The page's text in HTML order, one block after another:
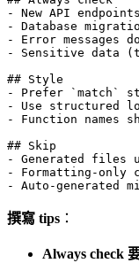
- New API
- Database
- Error messages
- Sensitive data
## Style
- Prefer `match`
- Use structured
- Function names
## Skip
- Generated files
- Formatting-only
撰寫 tips ：
Always check